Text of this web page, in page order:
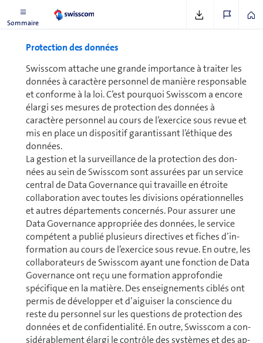
Sommaire
Protection des don­nées
Swisscom attache une grande importance à traiter les
don­nées à caractère personnel de manière res­pon­sable
et conforme à la loi. C’est pourquoi Swisscom a encore
élargi ses mesures de protection des don­nées à
caractère personnel au cours de l’exercice sous revue et
mis en place un dispositif garantissant l’éthique des
don­nées.
La gestion et la surveillance de la protection des don­
nées au sein de Swisscom sont assurées par un service
central de Data Governance qui travaille en étroite
collaboration avec toutes les di­vi­sions opé­ra­tion­nelles
et autres départements concernés. Pour assurer une
Data Governance appropriée des don­nées, le service
compétent a publié plusieurs directives et fiches d’in­
for­ma­tion au cours de l’exercice sous revue. En outre, les
col­la­bo­ra­teurs de Swisscom ayant une fonction de Data
Governance ont reçu une formation approfondie
spécifique en la matière. Des enseignements ciblés ont
permis de développer et d’aiguiser la conscience du
reste du personnel sur les questions de protection des
don­nées et de confidentialité. En outre, Swisscom a con­
si­dé­ra­ble­ment élargi le contrôle des systèmes et des ap­